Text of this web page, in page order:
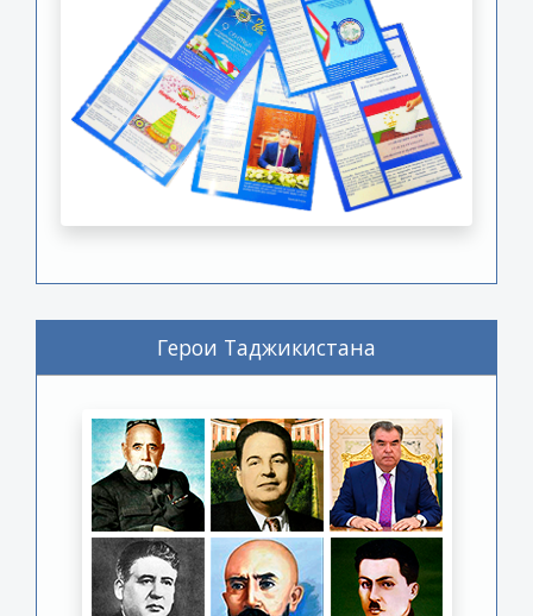
Герои Таджикистана